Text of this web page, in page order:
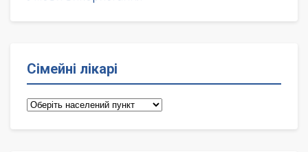
Сімейні лікарі
Сімейні